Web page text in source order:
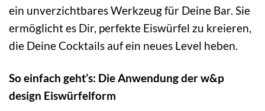
ein unverzichtbares Werkzeug für Deine Bar. Sie
ermöglicht es Dir, perfekte Eiswürfel zu kreieren,
die Deine Cocktails auf ein neues Level heben.
So einfach geht’s: Die Anwendung der w&p
design Eiswürfelform